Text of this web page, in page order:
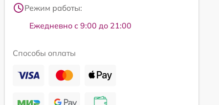
Режим работы:
Ежедневно с 9:00 до 21:00
Способы оплаты